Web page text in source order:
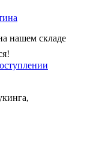
нашем складе